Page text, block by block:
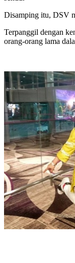
Disamping itu, DSV
Terpanggil dengan
orang-orang lama